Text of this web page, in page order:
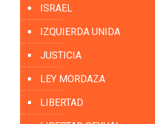
ISRAEL
IZQUIERDA UNIDA
JUSTICIA
LEY MORDAZA
LIBERTAD